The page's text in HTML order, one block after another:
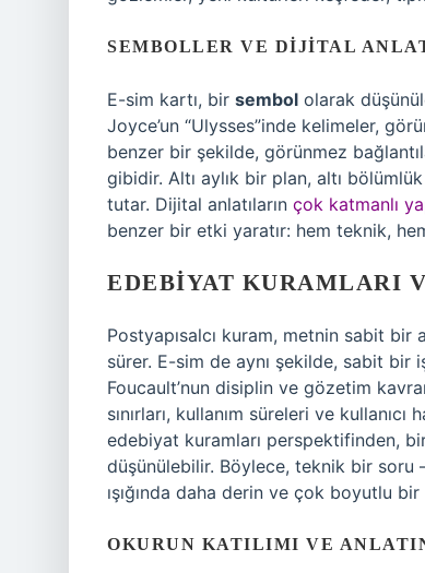
SEMBOLLER VE DIJITAL
E-sim kartı, bir sembol olarak
Joyce’un “Ulysses”inde kelimeler,
benzer bir şekilde, görünmez
gibidir. Altı aylık bir plan, altı
tutar. Dijital anlatıların çok katmanlı
benzer bir etki yaratır: hem teknik,
EDEBIYAT KURAMLARI
Postyapısalcı kuram, metnin sabit bir
sürer. E-sim de aynı şekilde, sabit bir
Foucault’nun disiplin ve gözetim
sınırları, kullanım süreleri ve
edebiyat kuramları perspektifinden,
düşünülebilir. Böylece, teknik bir soru
ışığında daha derin ve çok boyutlu
OKURUN KATILIMI VE